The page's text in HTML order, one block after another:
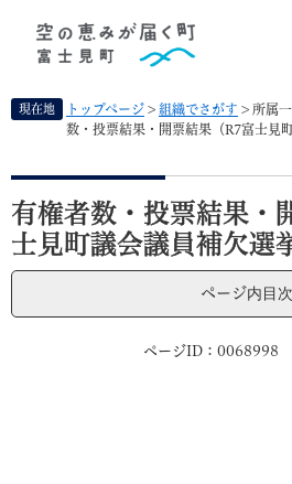
先
す
現在地 トップページ > 組織でさがす > 所属
数・投票結果・開票結果（R7富士見
本
文
有権者数・投票結果・
士見町議会議員補欠選
ページ内目次
ページID：0068998